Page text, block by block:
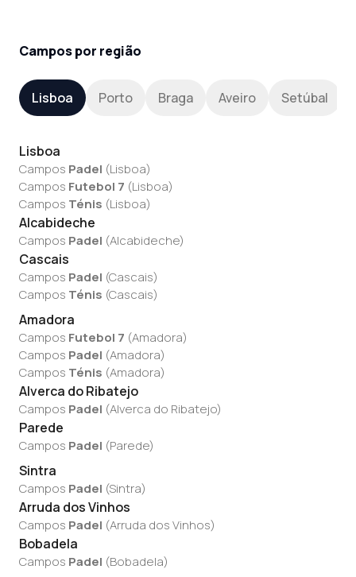
Campos por região
Lisboa Porto Braga Aveiro Setúbal
Lisboa
Campos Padel (Lisboa)
Campos Futebol 7 (Lisboa)
Campos Ténis (Lisboa)
Alcabideche
Campos Padel (Alcabideche)
Cascais
Campos Padel (Cascais)
Campos Ténis (Cascais)
Amadora
Campos Futebol 7 (Amadora)
Campos Padel (Amadora)
Campos Ténis (Amadora)
Alverca do Ribatejo
Campos Padel (Alverca do Ribatejo)
Parede
Campos Padel (Parede)
Sintra
Campos Padel (Sintra)
Arruda dos Vinhos
Campos Padel (Arruda dos Vinhos)
Bobadela
Campos Padel (Bobadela)